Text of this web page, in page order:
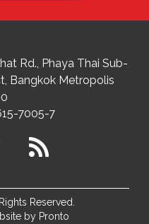
Rd., Phaya Thai Sub-
, Bangkok Metropolis
7005-7
Reserved.
by Pronto